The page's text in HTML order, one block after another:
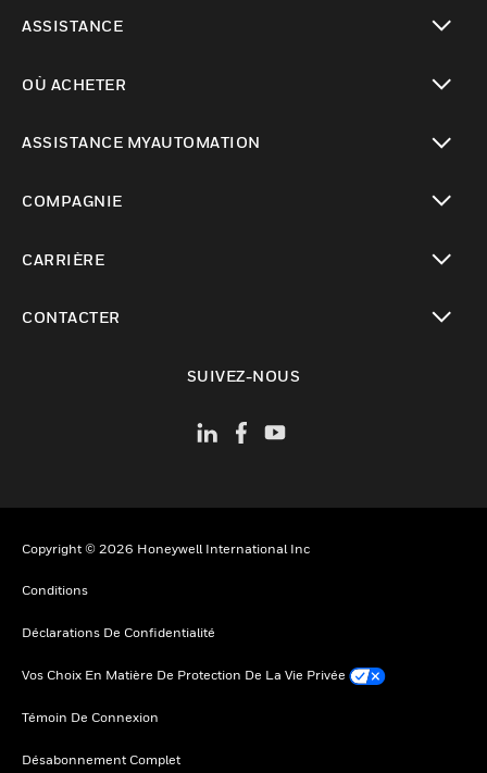
ASSISTANCE
OÙ ACHETER
ASSISTANCE MYAUTOMATION
COMPAGNIE
CARRIÈRE
CONTACTER
SUIVEZ-NOUS
Copyright © 2026 Honeywell International Inc
Conditions
Déclarations De Confidentialité
Vos Choix En Matière De Protection De La Vie Privée
Témoin De Connexion
Désabonnement Complet